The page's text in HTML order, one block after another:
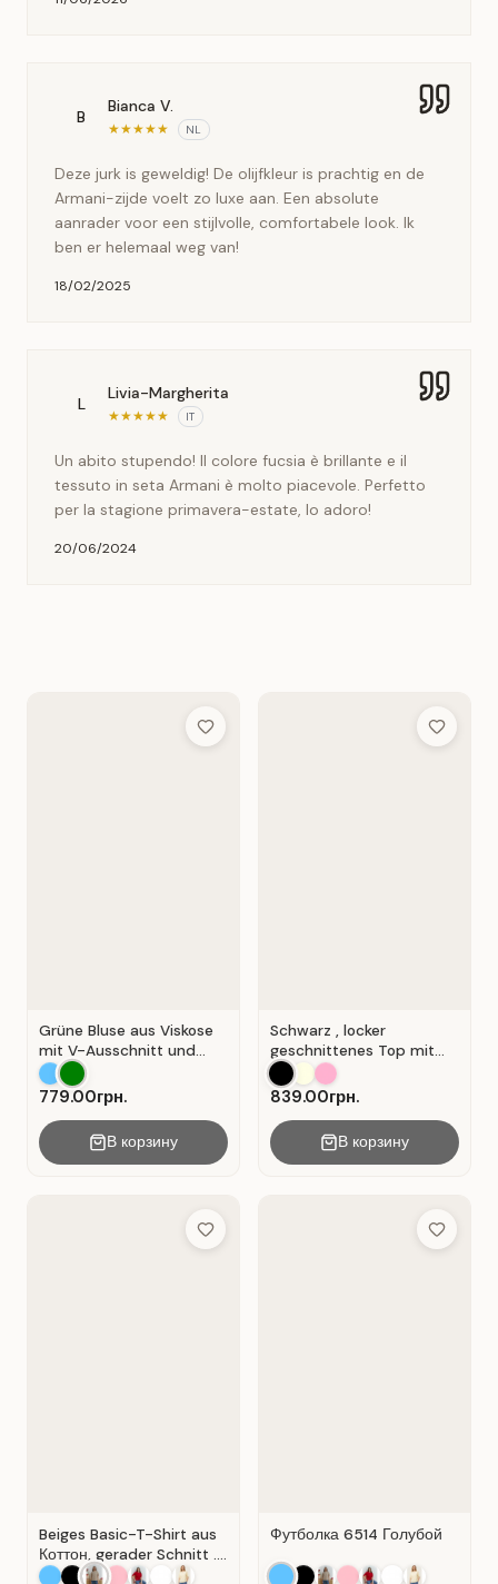
B
Bianca V.
★★★★★ NL
Deze jurk is geweldig! De olijfkleur is prachtig en de
Armani-zijde voelt zo luxe aan. Een absolute
aanrader voor een stijlvolle, comfortabele look. Ik
ben er helemaal weg van!
18/02/2025
L
Livia-Margherita
★★★★★ IT
Un abito stupendo! Il colore fucsia è brillante e il
tessuto in seta Armani è molto piacevole. Perfetto
per la stagione primavera-estate, lo adoro!
20/06/2024
Add to Wish List
Grüne Bluse aus Viskose
mit V-Ausschnitt und
Wickeloptik. Grün.
779.00грн.
В корзину
Add to
Schwarz , locker
geschnittenes Top mit
durchbrochener
Spitzeneinlage.
839.00грн.
В корзину
Add to Wish List
Beiges Basic-T-Shirt aus
Коттон, gerader Schnitt .
Beige.
Add to
Футболка 6514 Голубой